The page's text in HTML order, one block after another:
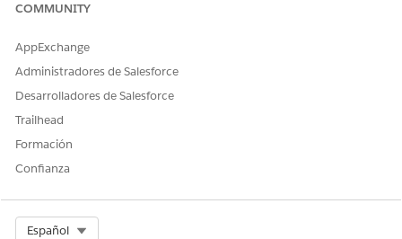
COMMUNITY
AppExchange
Administradores de Salesforce
Desarrolladores de Salesforce
Trailhead
Formación
Confianza
Español